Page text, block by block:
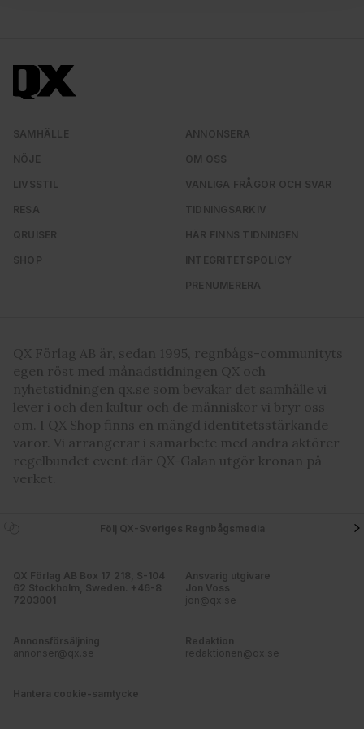
Dessa kan i sin tur kombinera informationen med annan
information som du har tillhandahållit eller som de har
våra cookies vid fortsatt användande av vår webbplats.
SAMHÄLLE
NÖJE
LIVSSTIL
RESA
QRUISER
SHOP
ANNONSERA
OM OSS
VANLIGA FRÅGOR OCH SVAR
TIDNINGSARKIV
HÄR FINNS TIDNINGEN
INTEGRITETSPOLICY
PRENUMERERA
QX Förlag AB är, sedan 1995, regnbågs-communityts
egen röst med månadstidningen QX och
nyhetstidningen qx.se som bevakar det samhälle vi
lever i och den kultur och de människor vi bryr oss
om. I QX Shop finns en mängd identitetsstärkande
varor. Vi arrangerar i samarbete med andra aktörer
regelbundet event där QX-Galan utgör kronan på
verket.
Följ QX-Sveriges Regnbågsmedia
QX Förlag AB Box 17 218, S-104
62 Stockholm, Sweden. +46-8
7203001
Ansvarig utgivare
Jon Voss
jon@qx.se
Annonsförsäljning
annonser@qx.se
Redaktion
redaktionen@qx.se
Hantera cookie-samtycke